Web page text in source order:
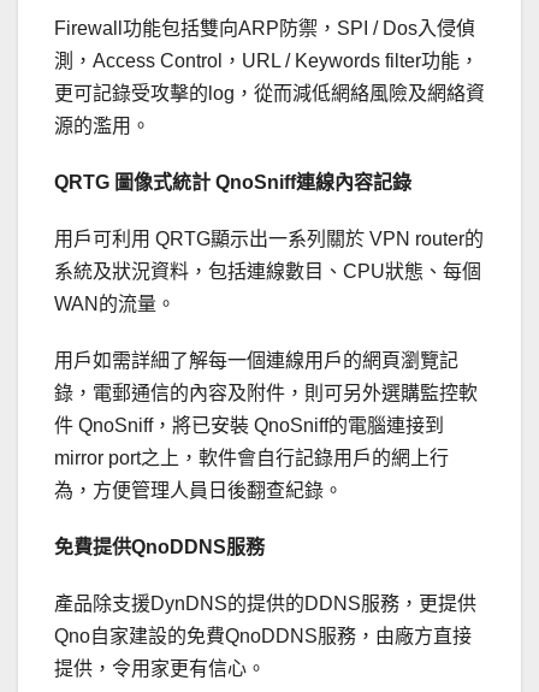
Firewall功能包括雙向ARP防禦，SPI / Dos入侵偵
測，Access Control，URL / Keywords filter功能，
更可記錄受攻擊的log，從而減低網絡風險及網絡資
源的濫用。
QRTG 圖像式統計 QnoSniff連線內容記錄
用戶可利用 QRTG顯示出一系列關於 VPN router的
系統及狀況資料，包括連線數目、CPU狀態、每個
WAN的流量。
用戶如需詳細了解每一個連線用戶的網頁瀏覽記
錄，電郵通信的內容及附件，則可另外選購監控軟
件 QnoSniff，將已安裝 QnoSniff的電腦連接到
mirror port之上，軟件會自行記錄用戶的網上行
為，方便管理人員日後翻查紀錄。
免費提供QnoDDNS服務
產品除支援DynDNS的提供的DDNS服務，更提供
Qno自家建設的免費QnoDDNS服務，由廠方直接
提供，令用家更有信心。